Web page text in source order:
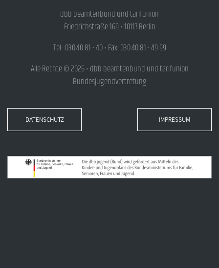
dbb beamtenbund und tarifunion
Friedrichstraße 169 • 10117 Berlin
Tel.: 030.40 81 - 40 • Fax: 030.40 81 - 49 99
Alle Rechte © 2026 • dbb beamtenbund und tarifunion
Bundesjugendvertretung
DATENSCHUTZ IMPRESSUM